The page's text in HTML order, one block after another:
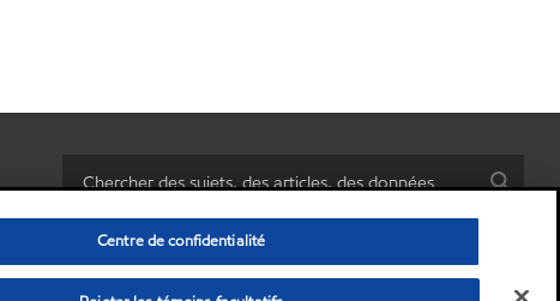
Centre de confidentialité